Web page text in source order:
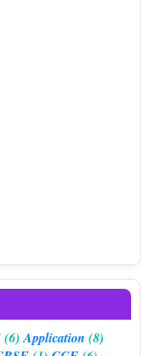
(6) Application (8)